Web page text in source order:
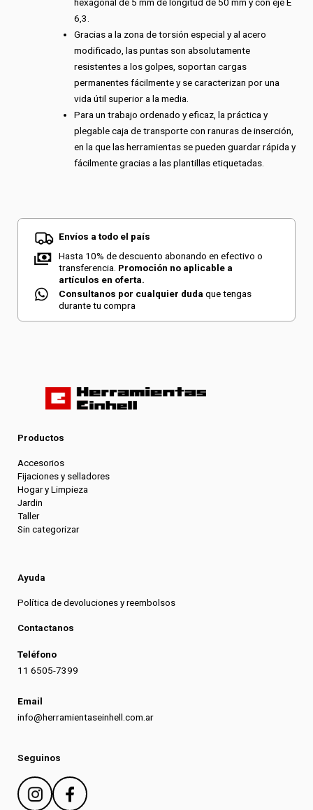
6,3.
Gracias a la zona de torsión especial y al acero
modificado, las puntas son absolutamente
resistentes a los golpes, soportan cargas
permanentes fácilmente y se caracterizan por una
vida útil superior a la media.
Para un trabajo ordenado y eficaz, la práctica y
plegable caja de transporte con ranuras de inserción,
en la que las herramientas se pueden guardar rápida y
fácilmente gracias a las plantillas etiquetadas.
Envíos a todo el país
Hasta 10% de descuento abonando en efectivo o
transferencia. Promoción no aplicable a
artículos en oferta.
Consultanos por cualquier duda que tengas
durante tu compra
Productos
Accesorios
Fijaciones y selladores
Hogar y Limpieza
Jardin
Taller
Sin categorizar
Ayuda
Política de devoluciones y reembolsos
Contactanos
Teléfono
11 6505-7399
Email
info@herramientaseinhell.com.ar
Seguinos